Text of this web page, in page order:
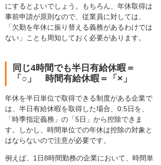
にするとよいでしょう。もちろん、年休取得は
事前申請が原則なので、従業員に対しては、
「欠勤を年休に振り替える義務があるわけでは
ない」ことも周知しておく必要があります。
同じ4時間でも半日有給休暇＝
「○」 時間有給休暇＝「×」
年休を半日単位で取得できる制度がある企業で
は、半日有給休暇を取得した場合、0.5日を、
「時季指定義務」の「5日」から控除できま
す。しかし、時間単位での年休は控除の対象と
はならないので注意が必要です。
例えば、1日8時間勤務の企業において、時間単